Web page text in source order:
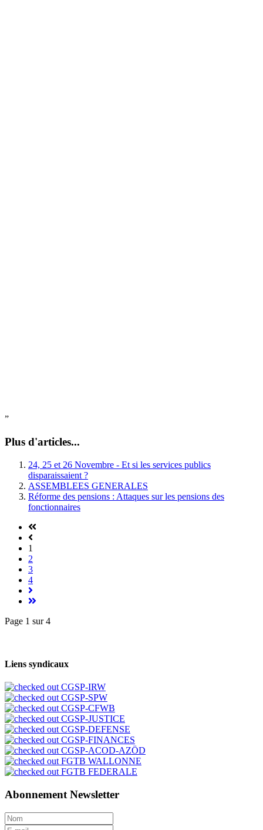
”
Plus d'articles...
24, 25 et 26 Novembre - Et si les services publics
disparaissaient ?
ASSEMBLEES GENERALES
Réforme des pensions : Attaques sur les pensions des
fonctionnaires
1
2
3
4
Page 1 sur 4
Liens syndicaux
CGSP-IRW
CGSP-SPW
CGSP-CFWB
CGSP-JUSTICE
CGSP-DEFENSE
CGSP-FINANCES
CGSP-ACOD-AZÖD
FGTB WALLONNE
FGTB FEDERALE
Abonnement Newsletter